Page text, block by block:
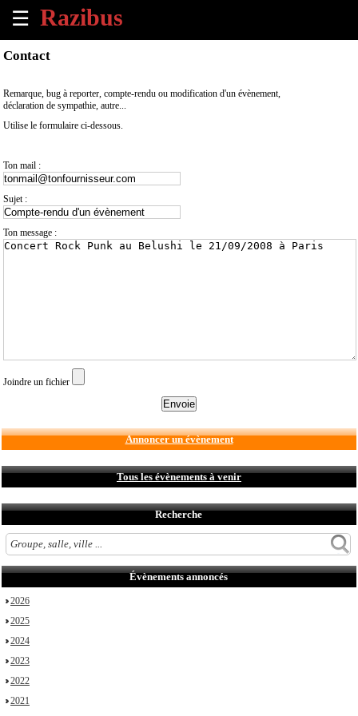
☰
×
les
venir
Annoncer
évènement
Contact
Remarque, bug à reporter, compte-rendu ou modification d'un évènement,
déclaration de sympathie, autre...
Utilise le formulaire ci-dessous.
Ton mail :
Sujet :
Ton message :
Joindre un fichier
Annoncer un évènement
Tous les évènements à venir
Recherche
Évènements annoncés
2026
2025
2024
2023
2022
2021